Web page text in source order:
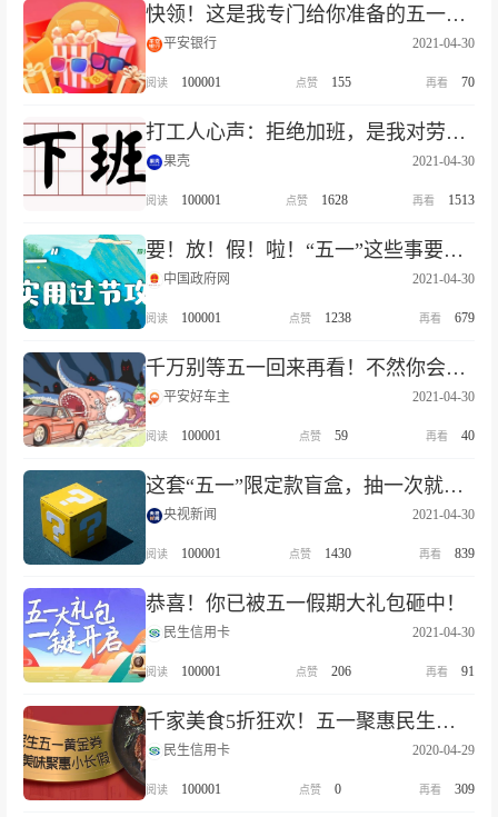
快领！这是我专门给你准备的五一礼物~
平安银行 2021-04-30
100001 155 70
打工人心声：拒绝加班，是我对劳动节最大的尊重
果壳 2021-04-30
100001 1628 1513
要！放！假！啦！“五一”这些事要提前知
中国政府网 2021-04-30
100001 1238 679
千万别等五一回来再看！不然你会后悔~
平安好车主 2021-04-30
100001 59 40
这套“五一”限定款盲盒，抽一次就想远行！
央视新闻 2021-04-30
100001 1430 839
恭喜！你已被五一假期大礼包砸中！
民生信用卡 2021-04-30
100001 206 91
千家美食5折狂欢！五一聚惠民生日！
民生信用卡 2020-04-29
100001 0 309